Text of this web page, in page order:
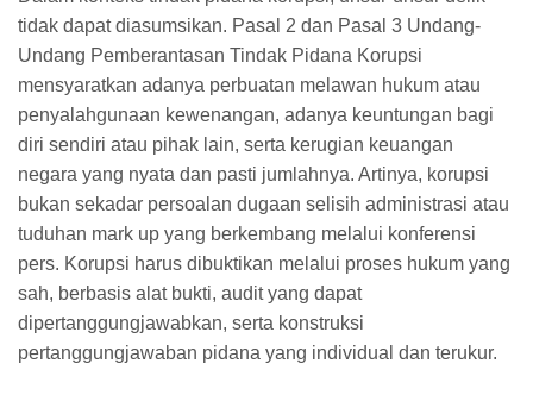
tidak dapat diasumsikan. Pasal 2 dan Pasal 3 Undang-
Undang Pemberantasan Tindak Pidana Korupsi
mensyaratkan adanya perbuatan melawan hukum atau
penyalahgunaan kewenangan, adanya keuntungan bagi
diri sendiri atau pihak lain, serta kerugian keuangan
negara yang nyata dan pasti jumlahnya. Artinya, korupsi
bukan sekadar persoalan dugaan selisih administrasi atau
tuduhan mark up yang berkembang melalui konferensi
pers. Korupsi harus dibuktikan melalui proses hukum yang
sah, berbasis alat bukti, audit yang dapat
dipertanggungjawabkan, serta konstruksi
pertanggungjawaban pidana yang individual dan terukur.